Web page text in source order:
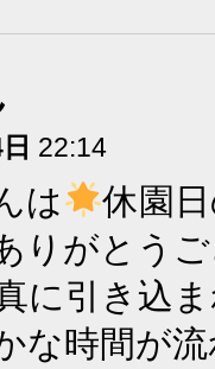
22:14
は
休園
りがとう
に引き込
な時間が